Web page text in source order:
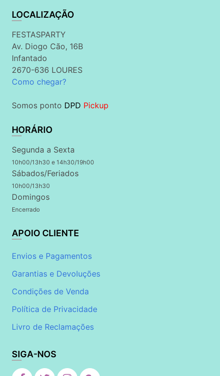
LOCALIZAÇÃO
FESTASPARTY
Av. Diogo Cão, 16B
Infantado
2670-636 LOURES
Como chegar?
Somos ponto DPD Pickup
HORÁRIO
Segunda a Sexta
10h00/13h30 e 14h30/19h00
Sábados/Feriados
10h00/13h30
Domingos
Encerrado
APOIO CLIENTE
Envios e Pagamentos
Garantias e Devoluções
Condições de Venda
Política de Privacidade
Livro de Reclamações
SIGA-NOS